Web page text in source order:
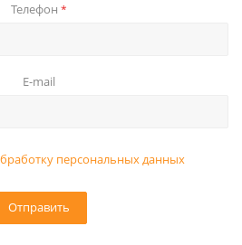
Телефон *
E-mail
персональных данных